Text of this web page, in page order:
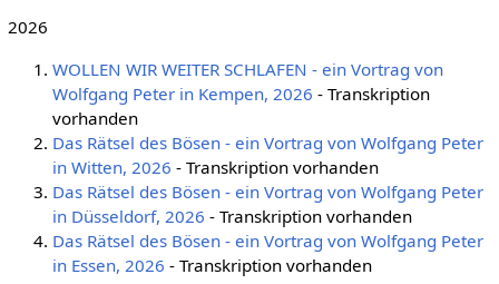
2026
WOLLEN WIR WEITER SCHLAFEN - ein Vortrag von
Wolfgang Peter in Kempen, 2026 - Transkription
vorhanden
Das Rätsel des Bösen - ein Vortrag von Wolfgang Peter
in Witten, 2026 - Transkription vorhanden
Das Rätsel des Bösen - ein Vortrag von Wolfgang Peter
in Düsseldorf, 2026 - Transkription vorhanden
Das Rätsel des Bösen - ein Vortrag von Wolfgang Peter
in Essen, 2026 - Transkription vorhanden